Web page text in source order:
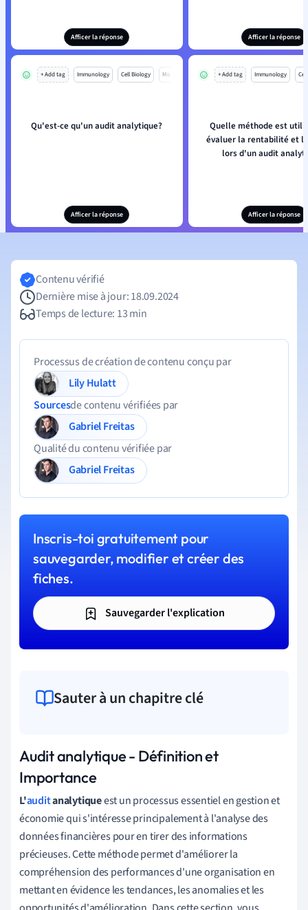
Afficer la réponse Afficer la réponse
+ Add tag Immunology Cell Biology Mo
Qu'est-ce qu'un audit analytique?
Afficer la réponse
+ Add tag Immunology
Quelle méthode est
évaluer la rentabilité et
lors d'un audit
Afficer la réponse
Contenu vérifié
Dernière mise à jour: 18.09.2024
Temps de lecture: 13 min
Processus de création de contenu conçu par
Lily Hulatt
Sourcesde contenu vérifiées par
Gabriel Freitas
Qualité du contenu vérifiée par
Gabriel Freitas
Inscris-toi gratuitement pour
sauvegarder, modifier et créer des
fiches.
Sauvegarder l'explication
Sauter à un chapitre clé
Audit analytique - Définition et
Importance
L'auditanalytiqueest un processus essentiel en gestion et
économie qui s'intéresse principalement à l'analyse des
données financières pour en tirer des informations
précieuses. Cette méthode permet d'améliorer la
compréhension des performances d'une organisation en
mettant en évidence les tendances, les anomalies et les